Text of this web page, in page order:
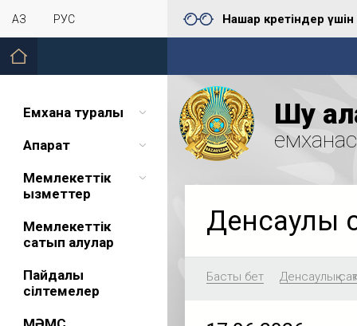
ҚАЗ РУС Нашар көретіндер үшін
Емхана туралы
Ақпарат
Мемлекеттік
қызметтер
Мемлекеттік
сатып алулар
Пайдалы
сілтемелер
Шу
Денсаулық
Басты бет Денсаулық